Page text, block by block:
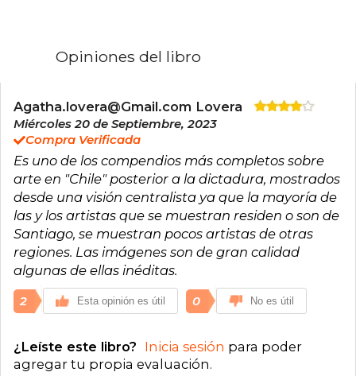
Opiniones del libro
Agatha.lovera@Gmail.com Lovera
Miércoles 20 de Septiembre, 2023
Compra Verificada
Es uno de los compendios más completos sobre
arte en "Chile" posterior a la dictadura, mostrados
desde una visión centralista ya que la mayoría de
las y los artistas que se muestran residen o son de
Santiago, se muestran pocos artistas de otras
regiones. Las imágenes son de gran calidad
algunas de ellas inéditas.
2 Esta opinión es útil 0 No es útil
¿Leíste este libro? Inicia sesión para poder
agregar tu propia evaluación.